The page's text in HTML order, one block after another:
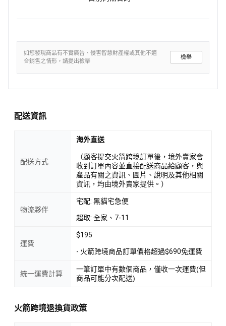
如您發現商品有不實廣告、侵害智慧財產權或其他不適
合銷售之情形，請提出檢舉
檢舉
配送資訊
配送方式
海外直送
（顧客提交火箭跨境訂單後，境外賣家會
收到訂單內容並直接配送商品給顧客，與
產品有關之資訊、圖片、說明及其他相關
資訊，均由境外賣家提供。）
物流夥伴
宅配: 黑貓宅急便
超取: 全家、7-11
運費
$195
- 火箭跨境商品訂單價格超過$690免運費
統一運費計算
一筆訂單中有數個商品，僅收一次運費(但
商品可能分次配送)
火箭跨境退換貨政策